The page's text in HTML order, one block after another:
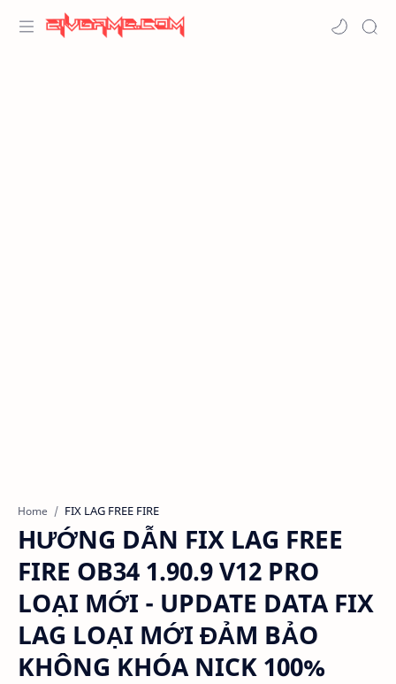
Home FIX LAG FREE FIRE
HƯỚNG DẪN FIX LAG FREE
FIRE OB34 1.90.9 V12 PRO
LOẠI MỚI - UPDATE DATA FIX
LAG LOẠI MỚI ĐẢM BẢO
KHÔNG KHÓA NICK 100%